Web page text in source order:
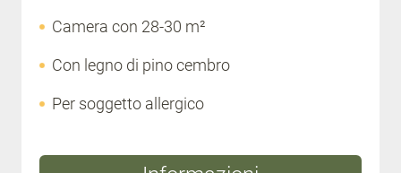
Camera con 28-30 m²
Con legno di pino cembro
Per soggetto allergico